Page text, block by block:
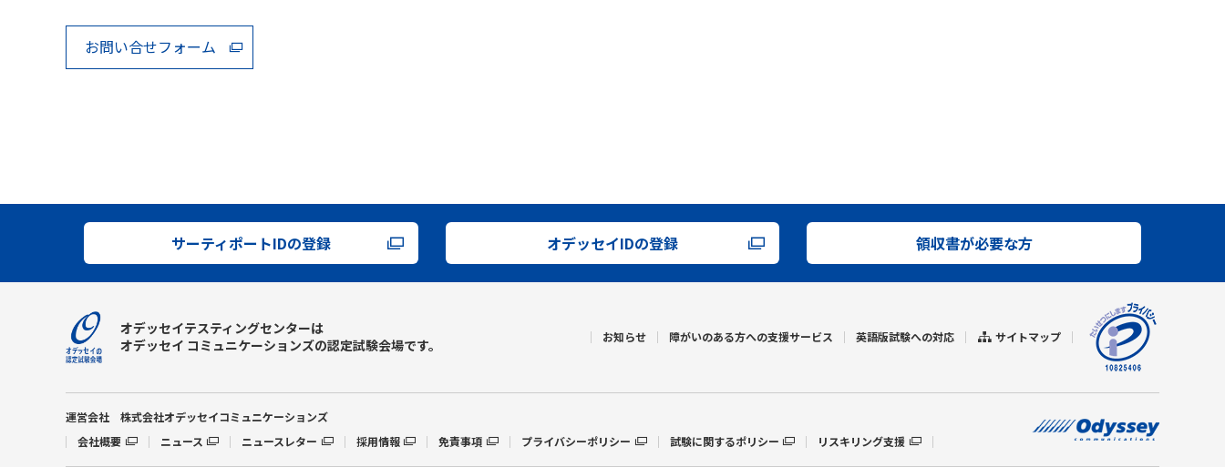
お問い合せフォーム
サーティポートIDの登録 オデッセイIDの登録 領収書が必要な方
オデッセイテスティングセンターは
オデッセイ コミュニケーションズの認定試験会場です。
お知らせ 障がいのある方への支援サービス 英語版試験への対応 サイトマップ
運営会社
株式会社オデッセイコミュニケーションズ
会社概要
ニュース ニュースレター 採用情報 免責事項 プライバシーポリシー 試験に関するポリシー リスキリング支援